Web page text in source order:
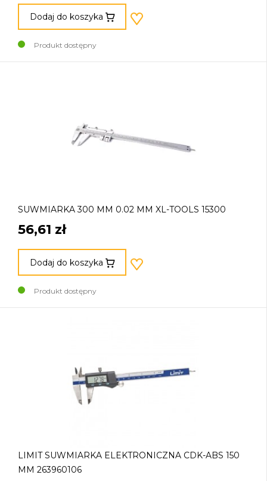
Dodaj do koszyka
Produkt dostępny
SUWMIARKA 300 MM 0.02 MM XL-TOOLS 15300
56,61 zł
Dodaj do koszyka
Produkt dostępny
LIMIT SUWMIARKA ELEKTRONICZNA CDK-ABS 150
MM 263960106